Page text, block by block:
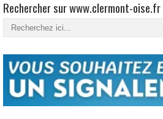
Rechercher sur www.clermont-oise.fr